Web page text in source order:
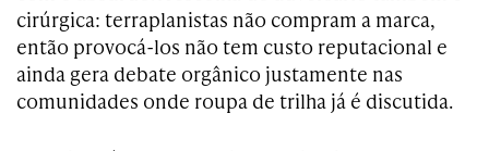
cirúrgica: terraplanistas não compram a marca,
então provocá-los não tem custo reputacional e
ainda gera debate orgânico justamente nas
comunidades onde roupa de trilha já é discutida.